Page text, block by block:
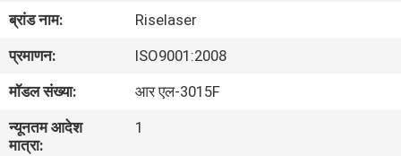
शो
हमारे
बारे
में
ब्रांड नाम:
Riselaser
प्रमाणन:
ISO9001:2008
मॉडल संख्या:
आर एल-3015F
न्यूनतम आदेश
मात्रा:
1